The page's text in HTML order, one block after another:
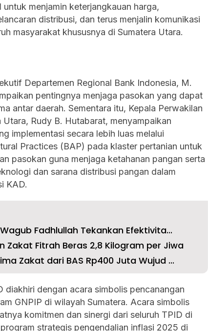
menjamin keterjangkauan harga,
distribusi, dan terus menjalin komunikasi
masyarakat khususnya di Sumatera Utara.
Departemen Regional Bank Indonesia, M.
pentingnya menjaga pasokan yang dapat
antar daerah. Sementara itu, Kepala Perwakilan
Utara, Rudy B. Hutabarat, menyampaikan
implementasi secara lebih luas melalui
Practices (BAP) pada klaster pertanian untuk
pasokan guna menjaga ketahanan pangan serta
dan sarana distribusi pangan dalam
KAD.
Fadhlullah Tekankan Efektivita...
Zakat Fitrah Beras 2,8 Kilogram per Jiwa
Zakat dari BAS Rp400 Juta Wujud ...
diakhiri dengan acara simbolis pencanangan
GNPIP di wilayah Sumatera. Acara simbolis
komitmen dan sinergi dari seluruh TPID di
strategis pengendalian inflasi 2025 di